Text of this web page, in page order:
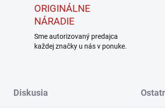
ORIGINÁLNE
NÁRADIE
Sme autorizovaný predajca
každej značky u nás v ponuke.
Diskusia